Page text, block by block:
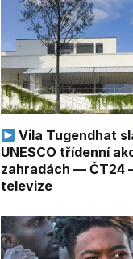
Vila Tugendhat
UNESCO třídenní
zahradách — ČT24
televize